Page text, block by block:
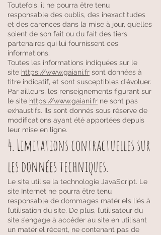
Toutefois, il ne pourra être tenu
responsable des oublis, des inexactitudes
et des carences dans la mise à jour, qu’elles
soient de son fait ou du fait des tiers
partenaires qui lui fournissent ces
informations.
Toutes les informations indiquées sur le
site https://www.gaiani.fr sont données à
titre indicatif, et sont susceptibles d’évoluer.
Par ailleurs, les renseignements figurant sur
le site https://www.gaiani.fr ne sont pas
exhaustifs. Ils sont donnés sous réserve de
modifications ayant été apportées depuis
leur mise en ligne.
4. Limitations contractuelles sur
les données techniques.
Le site utilise la technologie JavaScript. Le
site Internet ne pourra être tenu
responsable de dommages matériels liés à
l’utilisation du site. De plus, l’utilisateur du
site s’engage à accéder au site en utilisant
un matériel récent, ne contenant pas de